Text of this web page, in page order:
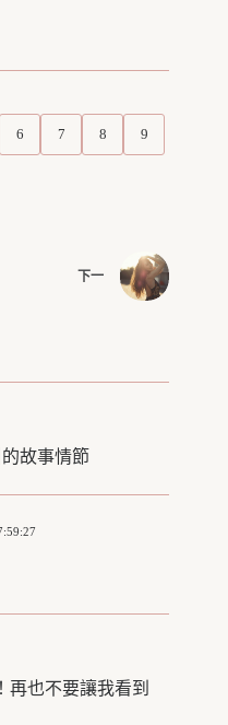
6 7 8 9
下一
故事情節
再也不要讓我看到